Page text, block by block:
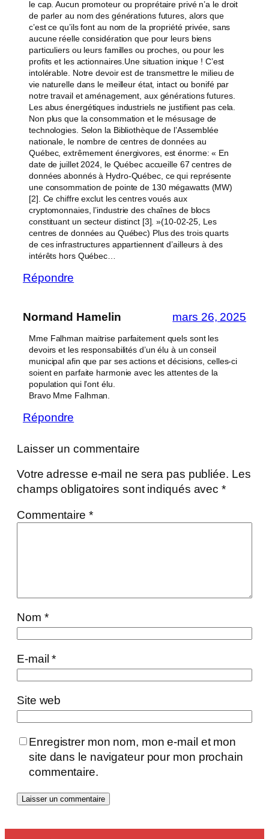
le cap. Aucun promoteur ou proprétaire privé n’a le droit
de parler au nom des générations futures, alors que
c’est ce qu’ils font au nom de la propriété privée, sans
aucune réelle considération que pour leurs biens
particuliers ou leurs familles ou proches, ou pour les
profits et les actionnaires.Une situation inique ! C’est
intolérable. Notre devoir est de transmettre le milieu de
vie naturelle dans le meilleur état, intact ou bonifé par
notre travail et aménagement, aux générations futures.
Les abus énergétiques industriels ne justifient pas cela.
Non plus que la consommation et le mésusage de
technologies. Selon la Bibliothèque de l’Assemblée
nationale, le nombre de centres de données au
Québec, extrêmement énergivores, est énorme: « En
date de juillet 2024, le Québec accueille 67 centres de
données abonnés à Hydro-Québec, ce qui représente
une consommation de pointe de 130 mégawatts (MW)
[2]. Ce chiffre exclut les centres voués aux
cryptomonnaies, l’industrie des chaînes de blocs
constituant un secteur distinct [3]. »(10-02-25, Les
centres de données au Québec) Plus des trois quarts
de ces infrastructures appartiennent d’ailleurs à des
intérêts hors Québec…
Répondre
Normand Hamelin mars 26, 2025
Mme Falhman maitrise parfaitement quels sont les
devoirs et les responsabilités d’un élu à un conseil
municipal afin que par ses actions et décisions, celles-ci
soient en parfaite harmonie avec les attentes de la
population qui l’ont élu.
Bravo Mme Falhman.
Répondre
Laisser un commentaire
Votre adresse e-mail ne sera pas publiée. Les
champs obligatoires sont indiqués avec*
Commentaire *
Nom *
E-mail*
Site web
Enregistrer mon nom, mon e-mail et mon
site dans le navigateur pour mon prochain
commentaire.